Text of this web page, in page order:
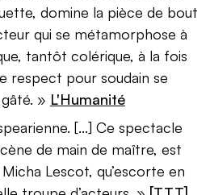
domine la pièce de bout
qui se métamorphose à
tantôt colérique, à la fois
respect pour soudain se
» L'Humanité
[...] Ce spectacle
de main de maître, est
Lescot, qu’escorte en